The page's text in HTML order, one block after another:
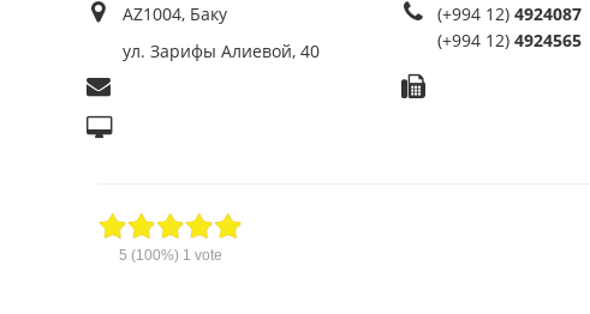
AZ1004, Баку
ул. Зарифы Алиевой, 40
(+994 12) 4924087
(+994 12) 4924565
5 (100%) 1 vote